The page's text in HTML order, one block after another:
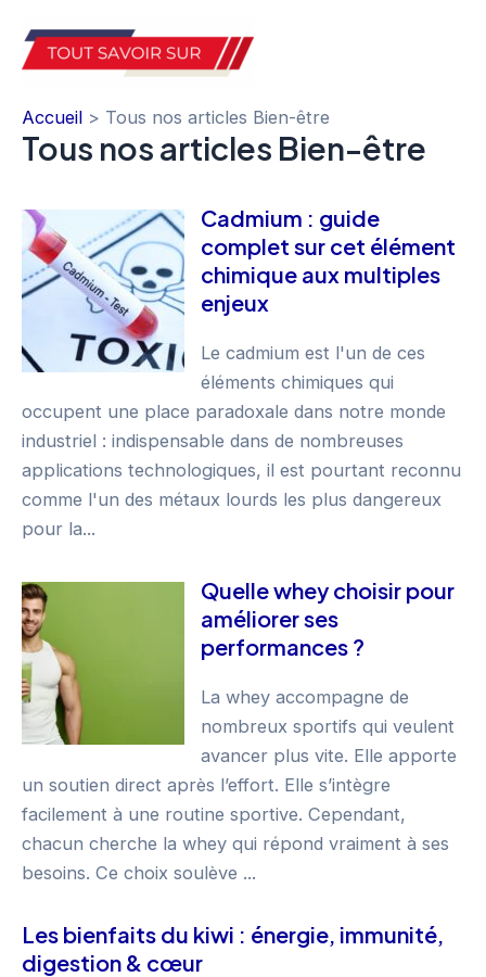
contenu
Accueil Tous nos articles Bien-être
Tous nos articles Bien-être
Cadmium : guide
complet sur cet élément
chimique aux multiples
enjeux
Le cadmium est l'un de ces
éléments chimiques qui
occupent une place paradoxale dans notre monde
industriel : indispensable dans de nombreuses
applications technologiques, il est pourtant reconnu
comme l'un des métaux lourds les plus dangereux
pour la...
Quelle whey choisir pour
améliorer ses
performances ?
La whey accompagne de
nombreux sportifs qui veulent
avancer plus vite. Elle apporte
un soutien direct après l’effort. Elle s’intègre
facilement à une routine sportive. Cependant,
chacun cherche la whey qui répond vraiment à ses
besoins. Ce choix soulève ...
Les bienfaits du kiwi : énergie, immunité,
digestion & cœur